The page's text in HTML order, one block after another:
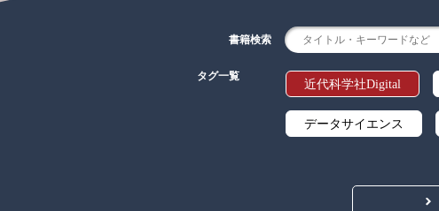
書籍検索
タグ一覧
近代科学社Digital
データサイエンス
応用数